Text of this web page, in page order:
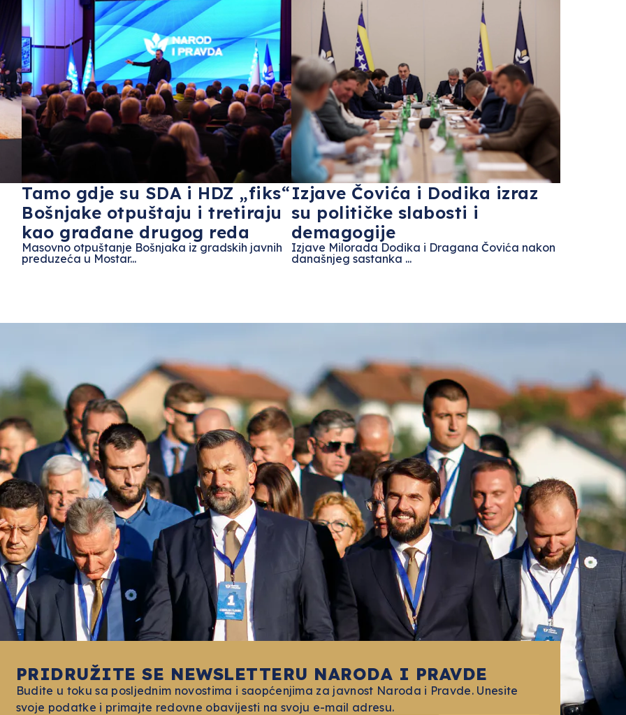
Tamo gdje su SDA i HDZ „fiks“
Bošnjake otpuštaju i tretiraju
kao građane drugog reda
Masovno otpuštanje Bošnjaka iz gradskih javnih
preduzeća u Mostar...
Izjave Čovića i Dodika izraz
su političke slabosti i
demagogije
Izjave Milorada Dodika i Dragana Čovića nakon
današnjeg sastanka ...
PRIDRUŽITE SE NEWSLETTERU NARODA I PRAVDE
Budite u toku sa posljednim novostima i saopćenjima za javnost Naroda i Pravde. Unesite
svoje podatke i primajte redovne obavijesti na svoju e-mail adresu.